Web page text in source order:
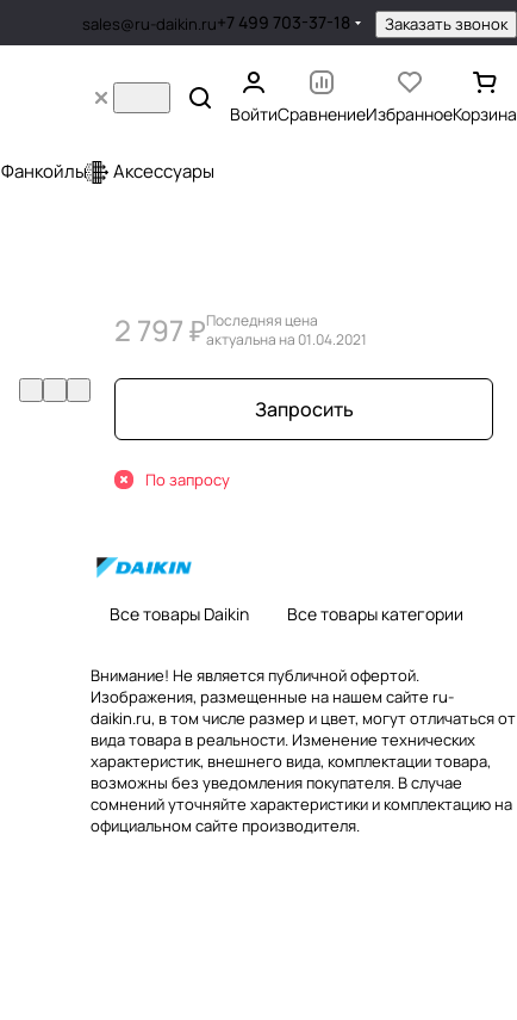
sales@ru-daikin.ru+7 499 703-37-18 Заказать звонок
ВойтиСравнениеИзбранноеКорзина
Фанкойлы Аксессуары
2 797 ₽Последняя цена
актуальна на 01.04.2021
Запросить
По запросу
Все товары Daikin Все товары категории
Внимание! Не является публичной офертой.
Изображения, размещенные на нашем сайте ru-
daikin.ru, в том числе размер и цвет, могут отличаться от
вида товара в реальности. Изменение технических
характеристик, внешнего вида, комплектации товара,
возможны без уведомления покупателя. В случае
сомнений уточняйте характеристики и комплектацию на
официальном сайте производителя.